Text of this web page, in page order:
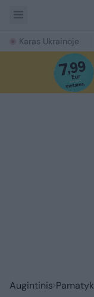
Karas Ukrainoje
Augintinis Pamatyk